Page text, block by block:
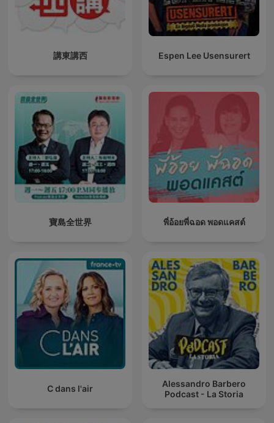
講東講西 Espen Lee Usensurert
寶島全世界 พี่อ้อยพี่ฉอด พอดแคสต์
C dans l'air
Alessandro Barbero
Podcast - La Storia